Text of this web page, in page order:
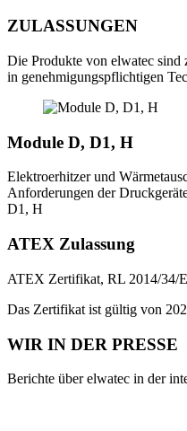
ZULASSUNGEN
Die Produkte von elwatec sind
in genehmigungspflichtigen
Module D, D1, H
Elektroerhitzer und
Anforderungen der
D1, H
ATEX Zulassung
ATEX Zertifikat, RL 2014/34/
Das Zertifikat ist gültig von
WIR IN DER PRESSE
Berichte über elwatec in der